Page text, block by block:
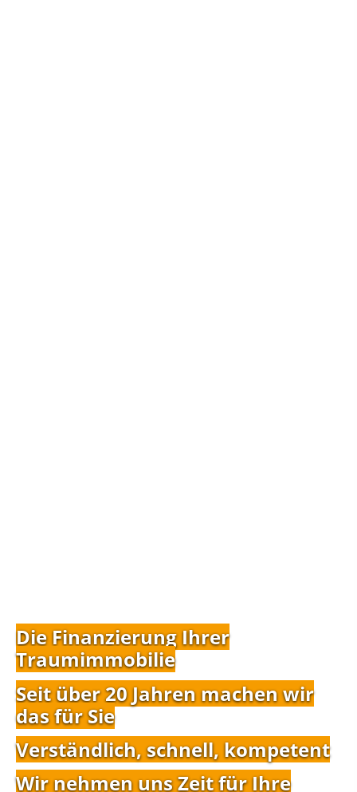
Die Finanzierung Ihrer
Traumimmobilie
Seit über 20 Jahren machen wir
das für Sie
Verständlich, schnell, kompetent
Wir nehmen uns Zeit für Ihre